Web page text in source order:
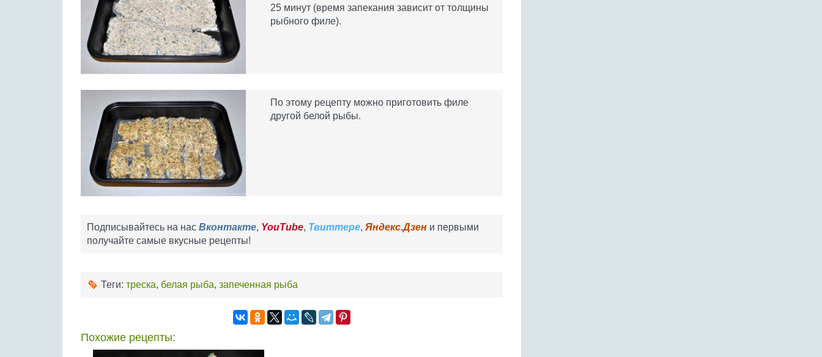
25 минут (время запекания зависит от толщины
рыбного филе).
По этому рецепту можно приготовить филе
другой белой рыбы.
Подписывайтесь на нас Вконтакте, YouTube, Твиттере, Яндекс.Дзен и первыми
получайте самые вкусные рецепты!
Теги: треска, белая рыба, запеченная рыба
Похожие рецепты: